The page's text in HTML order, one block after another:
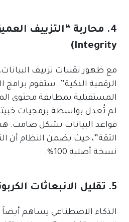
Integrity)
مع ظهور تقنيات تزييف
الرقمية الذكية”. ستقوم برامج
المستقبلية بمطابقة محتوى
لم تُعدل بواسطة برمجيات
قواعد البيانات بشكل صامت.
الثقة”، حيث يضمن النظام أن
نسخة أصلية 100%.
5. تقليل الانبعاثات الكربونية لمراكز البيانات
الذكاء الاصطناعي يساهم